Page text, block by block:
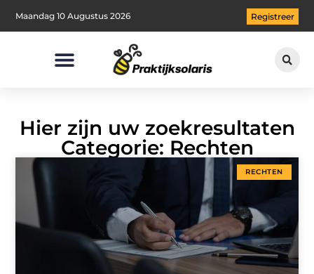
Maandag 10 Augustus 2026 Registreer
Hier zijn uw zoekresultaten
Categorie: Rechten
RECHTEN